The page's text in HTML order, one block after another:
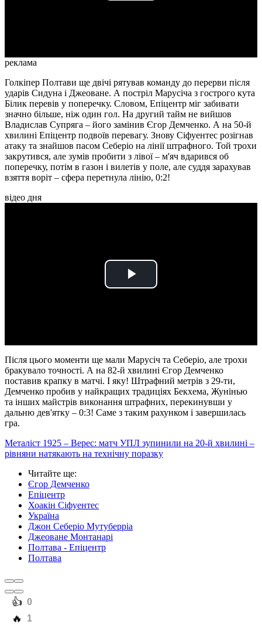
реклама
Голкіпер Полтави ще двічі рятував команду до перерви після
ударів Сидуна і Джеоване. А постріл Марусіча з гострого кута
Білик перевів у поперечку. Словом, Епіцентр міг забивати
значно більше, ніж один гол. На другий тайм не вийшов
Владислав Супряга – його замінив Єгор Демченко. А на 50-й
хвилині Епіцентр подвоїв перевагу. Знову Сіфуентес розігнав
атаку та знайшов пасом Себеріо на лінії штрафного. Той трохи
закрутився, але зумів пробити з лівої – м'яч вдарився об
поперечку, потім в газон і вилетів у поле, але суддя зарахував
взяття воріт – сфера перетнула лінію, 0:2!
відео дня
Play
Після цього моменти ще мали Марусіч та Себеріо, але трохи
бракувало точності. А на 82-й хвилині Єгор Демченко
поставив крапку в матчі. І яку! Штрафний метрів з 29-ти,
Демченко пробив у найкращих традиціях Бекхема, Жунінью
та інших майстрів виконання штрафних, перекинувши у
дальню дев'ятку – 0:3! Саме з таким рахунком і завершилась
гра.
Металіст 1925 – Верес: матч УПЛ зупинили на 20-й хвилині –
рівняни натякають на технічну поразку
Читайте ще:
Єгор Демченко
Епіцентр
Хоакін Сіфуентес
Україна
Джон Себеріо Мутуберріа
Джеоване Монтанарі
Полтава - Епіцентр
Полтава
️👍 0
️🔥 1